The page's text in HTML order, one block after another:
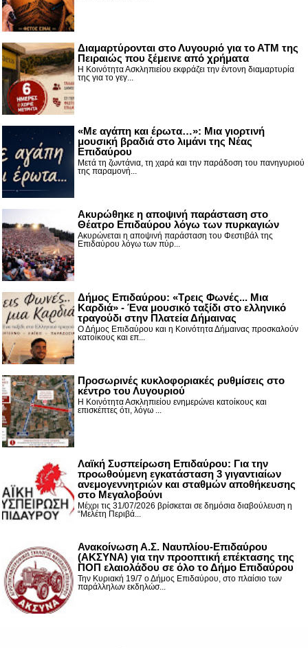
Διαμαρτύρονται στο Λυγουριό για το ΑΤΜ της
Πειραιώς που ξέμεινε από χρήματα
Η Κοινότητα Ασκληπιείου εκφράζει την έντονη διαμαρτυρία
της για το γεγ...
«Με αγάπη και έρωτα…»: Μια γιορτινή
μουσική βραδιά στο λιμάνι της Νέας
Επιδαύρου
Μετά τη ζωντάνια, τη χαρά και την παράδοση του πανηγυριού
της παραμονή...
Ακυρώθηκε η αποψινή παράσταση στο
Θέατρο Επιδαύρου λόγω των πυρκαγιών
Ακυρώνεται η αποψινή παράσταση του Φεστιβάλ της
Επιδαύρου λόγω των πύρ...
Δήμος Επιδαύρου: «Τρεις Φωνές... Μια
Καρδιά» - Ένα μουσικό ταξίδι στο ελληνικό
τραγούδι στην Πλατεία Δήμαινας
Ο Δήμος Επιδαύρου και η Κοινότητα Δήμαινας προσκαλούν
κατοίκους και επ...
Προσωρινές κυκλοφοριακές ρυθμίσεις στο
κέντρο του Λυγουριού
Η Κοινότητα Ασκληπιείου ενημερώνει κατοίκους και
επισκέπτες ότι, λόγω ...
Λαϊκή Συσπείρωση Επιδαύρου: Για την
προωθούμενη εγκατάσταση 3 γιγαντιαίων
ανεμογεννητριών και σταθμών αποθήκευσης
στο Μεγαλοβούνι
Μέχρι τις 31/07/2026 βρίσκεται σε δημόσια διαβούλευση η
“Μελέτη Περιβά...
Ανακοίνωση Α.Σ. Ναυπλίου-Επιδαύρου
(ΑΚΣΥΝΑ) για την προοπτική επέκτασης της
ΠΟΠ ελαιολάδου σε όλο το Δήμο Επιδαύρου
Την Κυριακή 19/7 ο Δήμος Επιδαύρου, στο πλαίσιο των
παράλληλων εκδηλώσ...